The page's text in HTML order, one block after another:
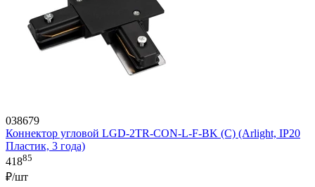
038679
Коннектор угловой LGD-2TR-CON-L-F-BK (C) (Arlight, IP20
Пластик, 3 года)
41885
₽/шт